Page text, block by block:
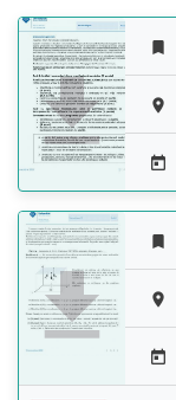







